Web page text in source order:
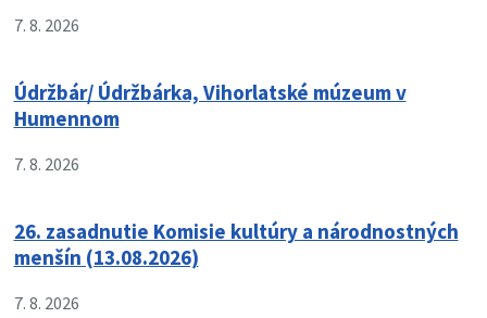
7. 8. 2026
Údržbár/ Údržbárka, Vihorlatské múzeum v
Humennom
7. 8. 2026
26. zasadnutie Komisie kultúry a národnostných
menšín (13.08.2026)
7. 8. 2026